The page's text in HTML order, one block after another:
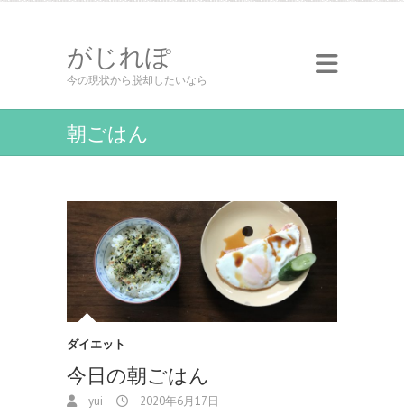
がじれぽ
今の現状から脱却したいなら
朝ごはん
ダイエット
今日の朝ごはん
yui
2020年6月17日